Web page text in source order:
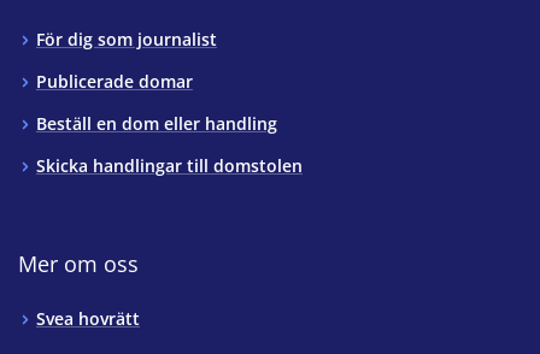
För dig som journalist
Publicerade domar
Beställ en dom eller handling
Skicka handlingar till domstolen
Mer om oss
Svea hovrätt